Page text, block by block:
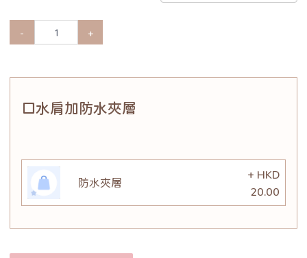
- +
口水肩加防水夾層
防水夾層
+ HKD
20.00